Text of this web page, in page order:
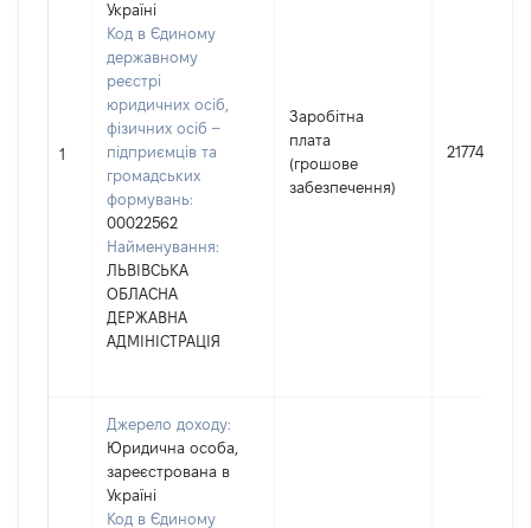
1
Україні
Код в Єдиному
державному
реєстрі
юридичних осіб,
фізичних осіб –
підприємців та
громадських
формувань:
00022562
Найменування:
ЛЬВІВСЬКА
ОБЛАСНА
ДЕРЖАВНА
АДМІНІСТРАЦІЯ
Заробітна
плата
(грошове
забезпечення)
217747
Джерело доходу:
Юридична особа,
зареєстрована в
Україні
Код в Єдиному